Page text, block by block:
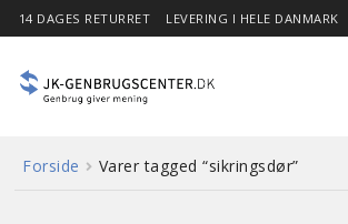
14 DAGES RETURRET LEVERING I HELE DANMARK
Forside
Forside Varer tagged “sikringsdør”